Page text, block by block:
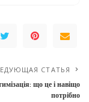
СТАТЬЯ
що це і навіщо
потрібно